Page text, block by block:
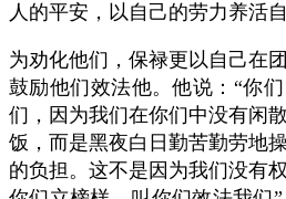
人的平安，以自己的劳力养活自
为劝化他们，保禄更以自己在
鼓励他们效法他。他说：“你
们，因为我们在你们中没有闲
饭，而是黑夜白日勤苦勤劳地
的负担。这不是因为我们没有